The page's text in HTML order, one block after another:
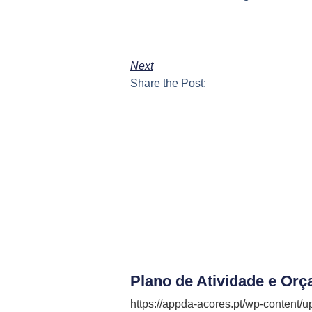
Next
Share the Post:
Plano de Atividade e
https://appda-acores.pt/wp-content/